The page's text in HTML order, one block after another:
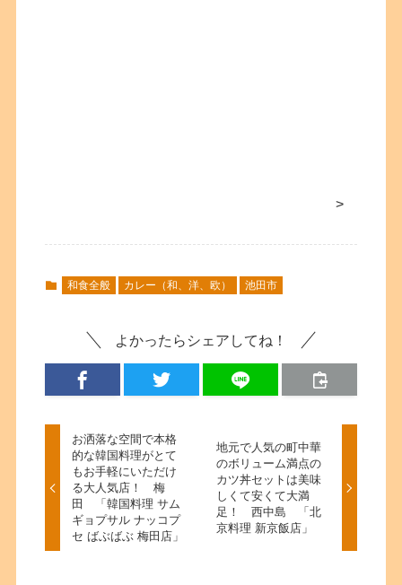
>
和食全般 カレー（和、洋、欧） 池田市
よかったらシェアしてね！
お洒落な空間で本格
的な韓国料理がとて
もお手軽にいただけ
る大人気店！ 梅
田 「韓国料理 サム
ギョプサル ナッコプ
セ ばぶばぶ 梅田店」
地元で人気の町中華
のボリューム満点の
カツ丼セットは美味
しくて安くて大満
足！ 西中島 「北
京料理 新京飯店」